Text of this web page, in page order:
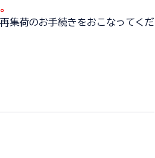
集荷のお手続きをおこなってくだ